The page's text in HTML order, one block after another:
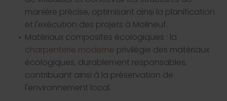
manière précise, optimisant ainsi la planification
et l'exécution des projets à Molineuf.
Matériaux composites écologiques : la
charpenterie moderne privilégie des matériaux
écologiques, durablement responsables,
contribuant ainsi à la préservation de
l'environnement local.